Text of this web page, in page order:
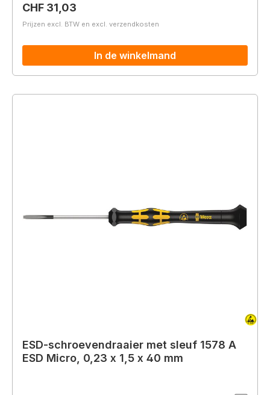
Normale prijs:
CHF 31,03
Prijzen excl. BTW en excl. verzendkosten
In de winkelmand
ESD-schroevendraaier met sleuf 1578 A
ESD Micro, 0,23 x 1,5 x 40 mm